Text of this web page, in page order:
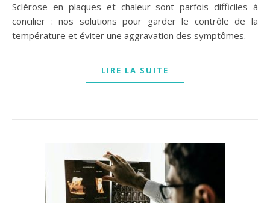
Sclérose en plaques et chaleur sont parfois difficiles à
concilier : nos solutions pour garder le contrôle de la
température et éviter une aggravation des symptômes.
LIRE LA SUITE